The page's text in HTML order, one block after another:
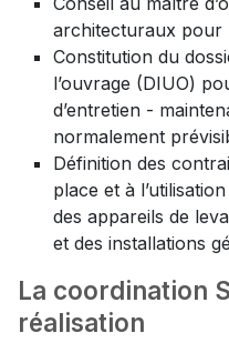
architecturaux pour
Constitution du
l’ouvrage (DIUO)
d’entretien -
normalement
Définition des
place et à
des appareils de
et des installations
La coordination
réalisation